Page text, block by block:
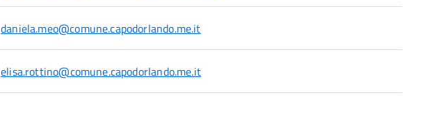
daniela.meo@comune.capodorlando.me.it
elisa.rottino@comune.capodorlando.me.it